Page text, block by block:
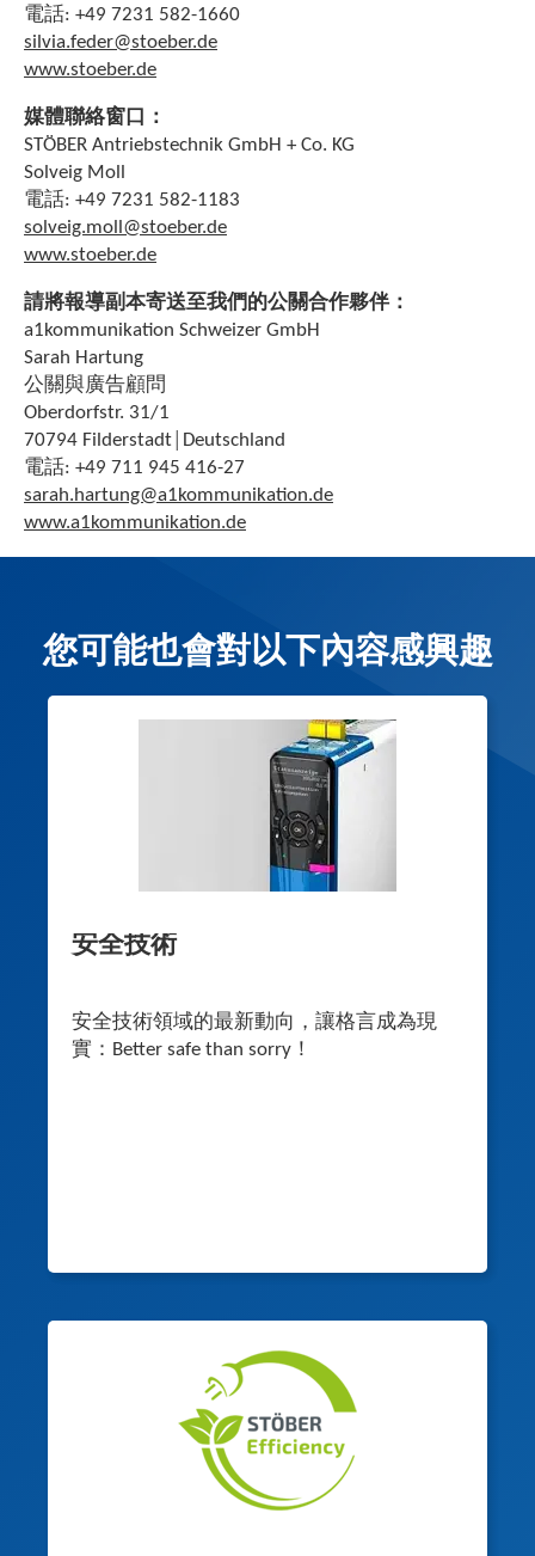
電話: +49 7231 582-1660
silvia.feder@stoeber.de
www.stoeber.de
媒體聯絡窗口：
STÖBER Antriebstechnik GmbH + Co. KG
Solveig Moll
電話: +49 7231 582-1183
solveig.moll@stoeber.de
www.stoeber.de
請將報導副本寄送至我們的公關合作夥伴：
a1kommunikation Schweizer GmbH
Sarah Hartung
公關與廣告顧問
Oberdorfstr. 31/1
70794 Filderstadt│Deutschland
電話: +49 711 945 416-27
sarah.hartung@a1kommunikation.de
www.a1kommunikation.de
您可能也會對以下內容感興趣
安全技術
安全技術領域的最新動向，讓格言成為現
實：Better safe than sorry！